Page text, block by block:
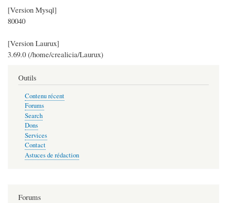
[Version Mysql]
80040
[Version Laurux]
3.69.0 (/home/crealicia/Laurux)
Outils
Contenu récent
Forums
Search
Dons
Services
Contact
Astuces de rédaction
Forums